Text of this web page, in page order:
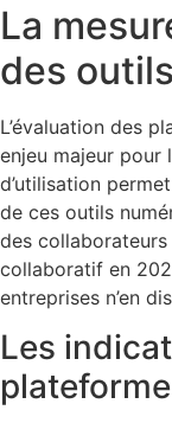
La
des
L’évaluation des
enjeu majeur pour
d’utilisation
de ces outils
des
collaboratif en
entreprises n’en
Les